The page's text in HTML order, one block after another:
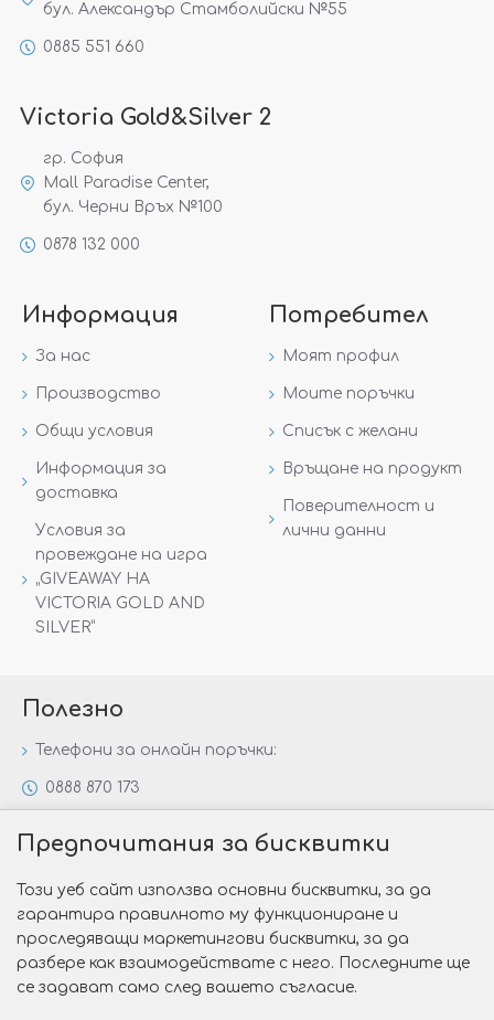
бул. Александър Стамболийски №55
0885 551 660
Victoria Gold&Silver 2
гр. София
Mall Paradise Center,
бул. Черни Връх №100
0878 132 000
Информация
За нас
Производство
Общи условия
Информация за
доставка
Условия за
провеждане на игра
„GIVEAWAY НА
VICTORIA GOLD AND
SILVER“
Потребител
Моят профил
Моите поръчки
Списък с желани
Връщане на продукт
Поверителност и
лични данни
Полезно
Телефони за онлайн поръчки:
0888 870 173
Специални предложения
Защо да изберете Victoria Gold&Silver?
Как да изберем годежен пръстен?
Предпочитания за бисквитки
Този уеб сайт използва основни бисквитки, за да
гарантира правилното му функциониране и
проследяващи маркетингови бисквитки, за да
разбере как взаимодействате с него. Последните ще
се задават само след вашето съгласие.